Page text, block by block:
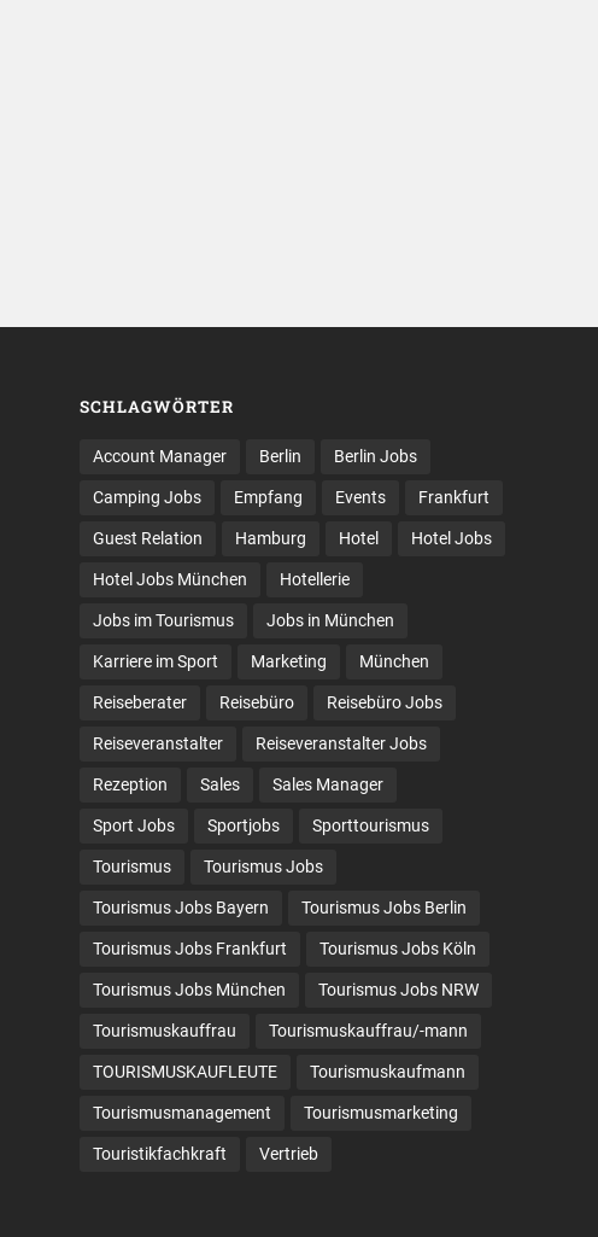
SCHLAGWÖRTER
Account Manager Berlin Berlin Jobs
Camping Jobs Empfang Events Frankfurt
Guest Relation Hamburg Hotel Hotel Jobs
Hotel Jobs München Hotellerie
Jobs im Tourismus Jobs in München
Karriere im Sport Marketing München
Reiseberater Reisebüro Reisebüro Jobs
Reiseveranstalter Reiseveranstalter Jobs
Rezeption Sales Sales Manager
Sport Jobs Sportjobs Sporttourismus
Tourismus Tourismus Jobs
Tourismus Jobs Bayern Tourismus Jobs Berlin
Tourismus Jobs Frankfurt Tourismus Jobs Köln
Tourismus Jobs München Tourismus Jobs NRW
Tourismuskauffrau Tourismuskauffrau/-mann
TOURISMUSKAUFLEUTE Tourismuskaufmann
Tourismusmanagement Tourismusmarketing
Touristikfachkraft Vertrieb